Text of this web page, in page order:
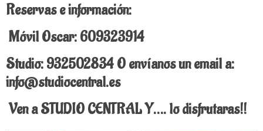
Reservas e información:
Móvil Oscar: 609323914
Studio: 932502834 O envíanos un email a:
info@studiocentral.es
Ven a STUDIO CENTRAL Y…. lo disfrutaras!!